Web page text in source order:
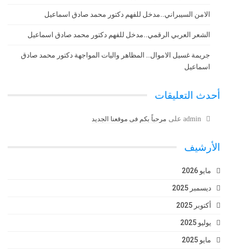
الامن السيبراني..مدخل للفهم دكتور محمد صادق اسماعيل
الشعر العربي الرقمي..مدخل للفهم دكتور محمد صادق اسماعيل
جريمة غسيل الاموال.. المظاهر واليات المواجهة دكتور محمد صادق
اسماعيل
أحدث التعليقات
admin على مرحباً بكم فى موقعنا الجديد
الأرشيف
مايو 2026
ديسمبر 2025
أكتوبر 2025
يوليو 2025
مايو 2025